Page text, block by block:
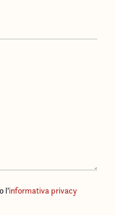
l’informativa privacy